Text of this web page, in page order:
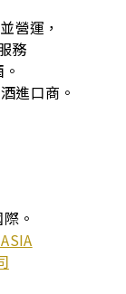
營運，
務
進口商。
。